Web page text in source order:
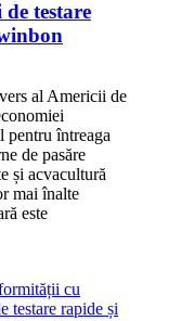
testare
al Americii de
pentru întreaga
de pasăre
și acvacultură
mai înalte
este